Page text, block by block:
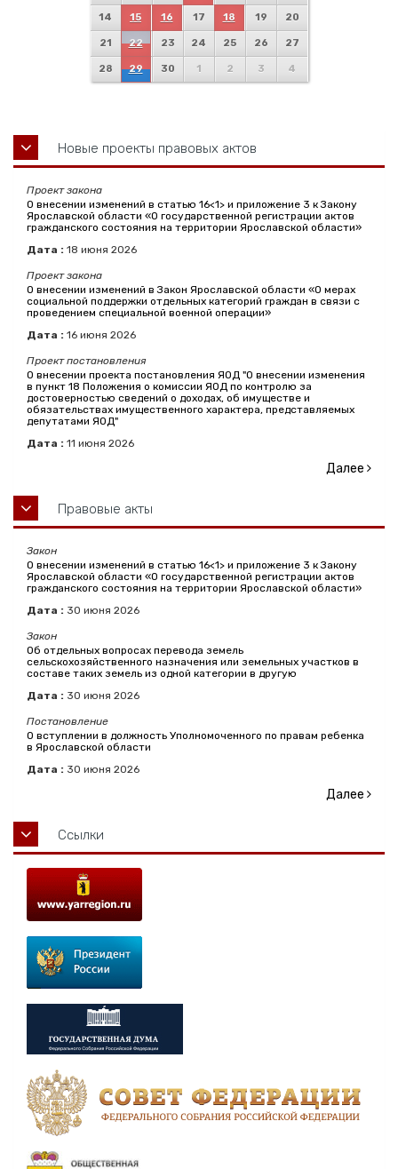
14 15 16 17 18 19 20
21 22 23 24 25 26 27
28 29 30 1 2 3 4
Новые проекты правовых актов
Проект закона
О внесении изменений в статью 16<1> и приложение 3 к Закону
Ярославской области «О государственной регистрации актов
гражданского состояния на территории Ярославской области»
Дата : 18 июня 2026
Проект закона
О внесении изменений в Закон Ярославской области «О мерах
социальной поддержки отдельных категорий граждан в связи с
проведением специальной военной операции»
Дата : 16 июня 2026
Проект постановления
О внесении проекта постановления ЯОД "О внесении изменения
в пункт 18 Положения о комиссии ЯОД по контролю за
достоверностью сведений о доходах, об имуществе и
обязательствах имущественного характера, представляемых
депутатами ЯОД"
Дата : 11 июня 2026
Далее
Правовые акты
Закон
О внесении изменений в статью 16<1> и приложение 3 к Закону
Ярославской области «О государственной регистрации актов
гражданского состояния на территории Ярославской области»
Дата : 30 июня 2026
Закон
Об отдельных вопросах перевода земель
сельскохозяйственного назначения или земельных участков в
составе таких земель из одной категории в другую
Дата : 30 июня 2026
Постановление
О вступлении в должность Уполномоченного по правам ребенка
в Ярославской области
Дата : 30 июня 2026
Далее
Ссылки